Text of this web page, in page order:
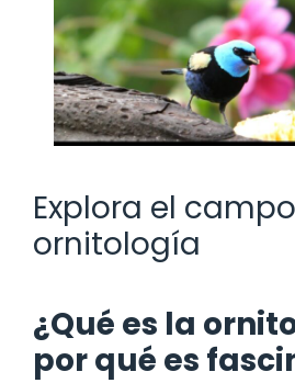
Explora el
ornitología
¿Qué es la
por qué es